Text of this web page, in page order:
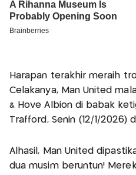
Harapan terakhir meraih
Celakanya, Man United
& Hove Albion di babak
Trafford, Senin (12/1/2026)
Alhasil, Man United
dua musim beruntun!